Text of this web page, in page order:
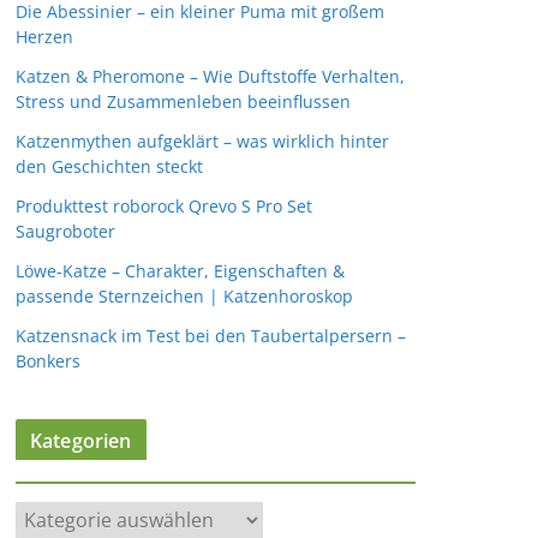
Die Abessinier – ein kleiner Puma mit großem
Herzen
Katzen & Pheromone – Wie Duftstoffe Verhalten,
Stress und Zusammenleben beeinflussen
Katzenmythen aufgeklärt – was wirklich hinter
den Geschichten steckt
Produkttest roborock Qrevo S Pro Set
Saugroboter
Löwe-Katze – Charakter, Eigenschaften &
passende Sternzeichen | Katzenhoroskop
Katzensnack im Test bei den Taubertalpersern –
Bonkers
Kategorien